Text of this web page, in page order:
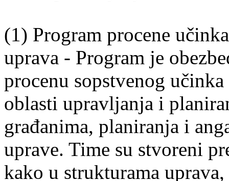
(1) Program procene
uprava - Program je
procenu sopstvenog
oblasti upravljanja i
građanima, planiranja i
uprave. Time su stvoreni
kako u strukturama